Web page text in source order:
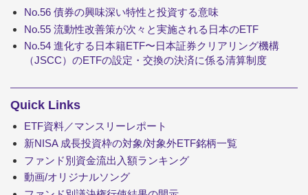
No.56 債券の興味深い特性と投資する意味
No.55 流動性改善策が次々と実施される日本のETF
No.54 進化する日本籍ETF〜日本証券クリアリング機構
（JSCC）のETFの設定・交換の決済に係る清算制度
Quick Links
ETF資料／マンスリーレポート
新NISA 成長投資枠の対象/対象外ETF銘柄一覧
ファンド別資金流出入額ランキング
動画/オリジナルソング